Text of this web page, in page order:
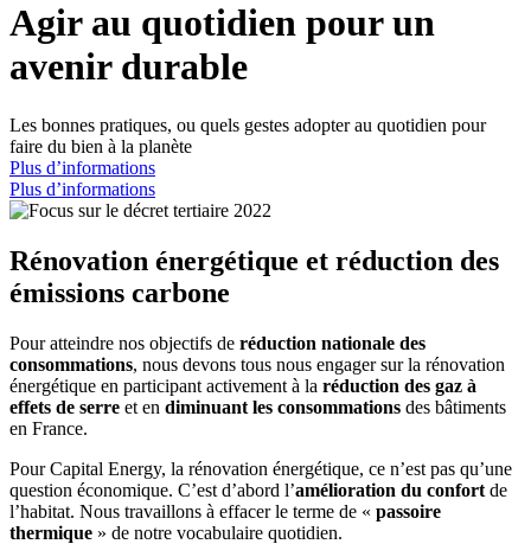
Agir au quotidien pour un
avenir durable
Les bonnes pratiques, ou quels gestes adopter au quotidien pour
faire du bien à la planète
Plus d’informations
Plus d’informations
Rénovation énergétique et réduction des
émissions carbone
Pour atteindre nos objectifs de réduction nationale des
consommations, nous devons tous nous engager sur la rénovation
énergétique en participant activement à la réduction des gaz à
effets de serre et en diminuant les consommations des bâtiments
en France.
Pour Capital Energy, la rénovation énergétique, ce n’est pas qu’une
question économique. C’est d’abord l’amélioration du confort de
l’habitat. Nous travaillons à effacer le terme de « passoire
thermique » de notre vocabulaire quotidien.